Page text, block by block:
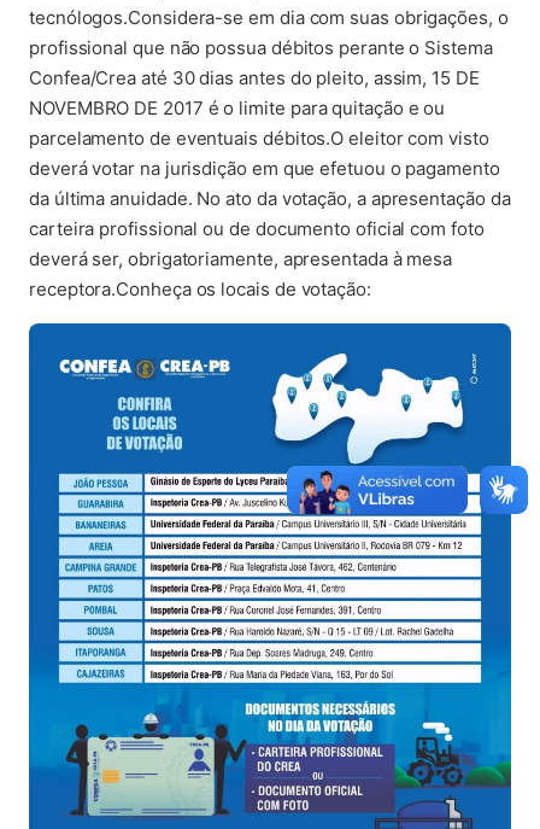
tecnólogos.Considera-se em dia com suas obrigações, o
profissional que não possua débitos perante o Sistema
Confea/Crea até 30 dias antes do pleito, assim, 15 DE
NOVEMBRO DE 2017 é o limite para quitação e ou
parcelamento de eventuais débitos.O eleitor com visto
deverá votar na jurisdição em que efetuou o pagamento
da última anuidade. No ato da votação, a apresentação da
carteira profissional ou de documento oficial com foto
deverá ser, obrigatoriamente, apresentada à mesa
receptora.Conheça os locais de votação: